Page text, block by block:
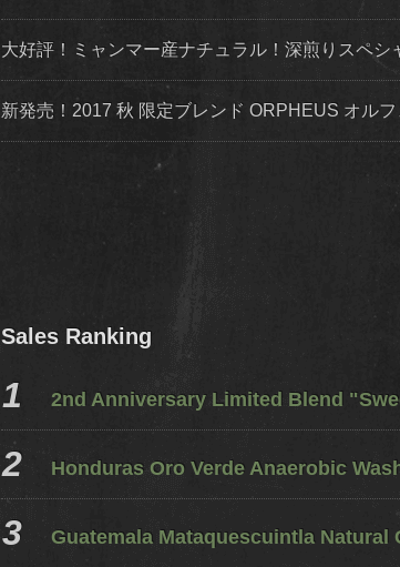
大好評！ミャンマー産ナチュラル！深煎りスペ
新発売！2017 秋 限定ブレンド ORPHEUS オル
Sales Ranking
2nd Anniversary Limited Blend
Honduras Oro Verde Anaerobic
Guatemala Mataquescuintla Natural